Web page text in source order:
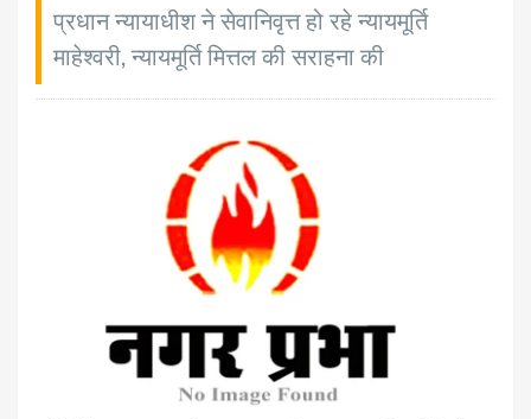
प्रधान न्यायाधीश ने सेवानिवृत्त हो रहे न्यायमूर्ति
माहेश्वरी, न्यायमूर्ति मित्तल की सराहना की